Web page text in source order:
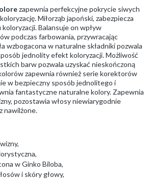
zapewnia perfekcyjne pokrycie siwych
Miłorząb japoński, zabezpiecza
Balansuje on wpływ
podczas farbowania, przywracając
wzbogacona w naturalne składniki pozwala
jednolity efekt koloryzacji. Możliwość
barw pozwala uzyskać nieskończoną
zapewnia również serie korektorów
w bezpieczny sposób jednolitego i
fantastyczne naturalne kolory. Zapewnia
pozostawia włosy niewiarygodnie
nawilżone.
w Ginko Biloba,
i skóry głowy,